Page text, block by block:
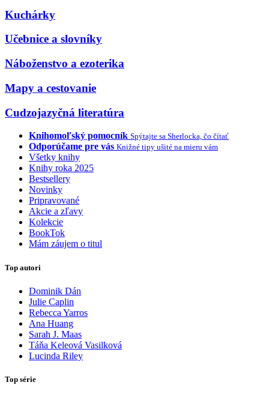
Kuchárky
Učebnice a slovníky
Náboženstvo a ezoterika
Mapy a cestovanie
Cudzojazyčná literatúra
Knihomoľský pomocník Spýtajte sa Sherlocka, čo čítať
Odporúčame pre vás Knižné tipy ušité na mieru vám
Všetky knihy
Knihy roka 2025
Bestsellery
Novinky
Pripravované
Akcie a zľavy
Kolekcie
BookTok
Mám záujem o titul
Top autori
Dominik Dán
Julie Caplin
Rebecca Yarros
Ana Huang
Sarah J. Maas
Táňa Keleová Vasilková
Lucinda Riley
Top série